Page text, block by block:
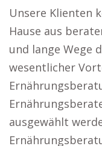
Unsere Klienten
Hause aus
und lange Wege
wesentlicher
ausgewählt